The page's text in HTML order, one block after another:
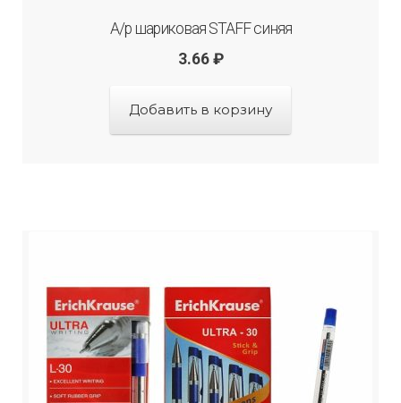
А/р шариковая STAFF синяя
3.66 ₽
Добавить в корзину